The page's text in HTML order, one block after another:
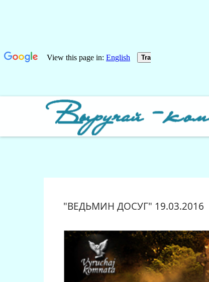
"ВЕДЬМИН ДОСУГ" 19.03.2016